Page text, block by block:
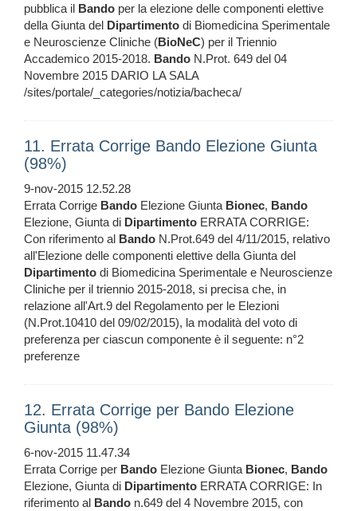
pubblica il Bando per la elezione delle componenti elettive
della Giunta del Dipartimento di Biomedicina Sperimentale
e Neuroscienze Cliniche (BioNeC) per il Triennio
Accademico 2015-2018. Bando N.Prot. 649 del 04
Novembre 2015 DARIO LA SALA
/sites/portale/_categories/notizia/bacheca/
11. Errata Corrige Bando Elezione Giunta
(98%)
9-nov-2015 12.52.28
Errata Corrige Bando Elezione Giunta Bionec, Bando
Elezione, Giunta di Dipartimento ERRATA CORRIGE:
Con riferimento al Bando N.Prot.649 del 4/11/2015, relativo
all'Elezione delle componenti elettive della Giunta del
Dipartimento di Biomedicina Sperimentale e Neuroscienze
Cliniche per il triennio 2015-2018, si precisa che, in
relazione all'Art.9 del Regolamento per le Elezioni
(N.Prot.10410 del 09/02/2015), la modalità del voto di
preferenza per ciascun componente è il seguente: n°2
preferenze
12. Errata Corrige per Bando Elezione
Giunta (98%)
6-nov-2015 11.47.34
Errata Corrige per Bando Elezione Giunta Bionec, Bando
Elezione, Giunta di Dipartimento ERRATA CORRIGE: In
riferimento al Bando n.649 del 4 Novembre 2015, con